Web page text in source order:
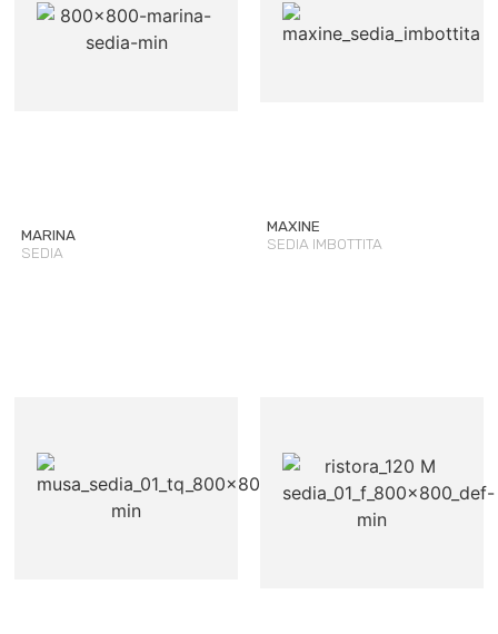
MARINA
SEDIA
MAXINE
SEDIA IMBOTTITA